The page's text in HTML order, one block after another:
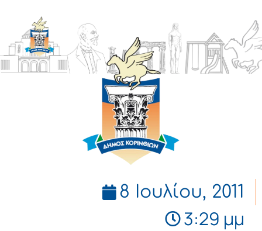
ΔΗΜΟΣ
ΚΟΡΙΝΘΙΩΝ
8 Ιουλίου, 2011
3:29 μμ